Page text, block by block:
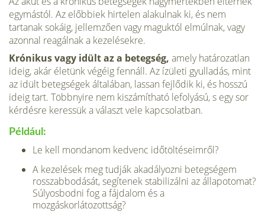
egymástól. Az előbbiek hirtelen alakulnak ki, és nem
tartanak sokáig, jellemzően vagy maguktól elmúlnak, vagy
azonnal reagálnak a kezelésekre.
Krónikus vagy idült az a betegség, amely határozatlan
ideig, akár életünk végéig fennáll. Az ízületi gyulladás, mint
az idült betegségek általában, lassan fejlődik ki, és hosszú
ideig tart. Többnyire nem kiszámítható lefolyású, s egy sor
kérdésre ke­ressük a választ vele kapcsolatban.
Például:
Le kell mondanom kedvenc időtöltéseimről?
A kezelések meg tudják akadályozni betegségem
rosszab­bodását, segítenek stabilizálni az állapotomat?
Súlyosbodni fog a fájdalom és a
mozgáskorlátozottság?